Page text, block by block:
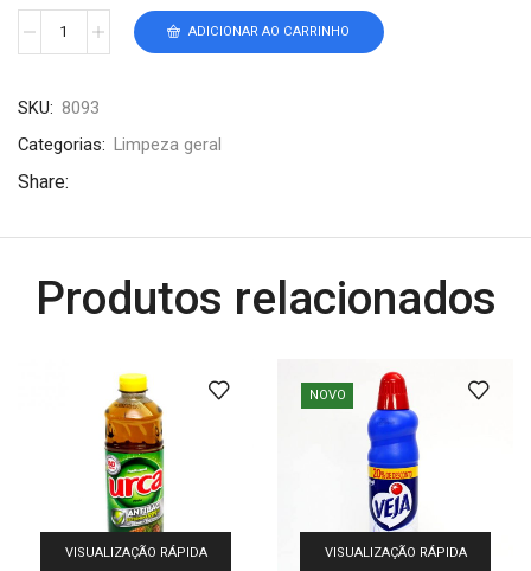
ADICIONAR AO CARRINHO
SKU: 8093
Categorias: Limpeza geral
Share:
Produtos relacionados
VISUALIZAÇÃO RÁPIDA
NOVO
VISUALIZAÇÃO RÁPIDA